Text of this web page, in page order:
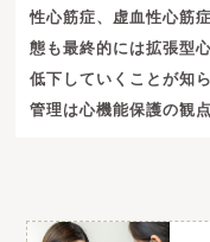
性心筋症、虚血性心筋
態も最終的には拡張型
低下していくことが知
管理は心機能保護の観